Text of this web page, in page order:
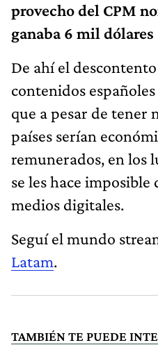
provecho del CPM
ganaba 6 mil dólares
De ahí el
contenidos
que a pesar de tener
países serían
remunerados, en los
se les hace imposible
medios digitales.
Seguí el mundo
Latam.
TAMBIÉN TE PUEDE